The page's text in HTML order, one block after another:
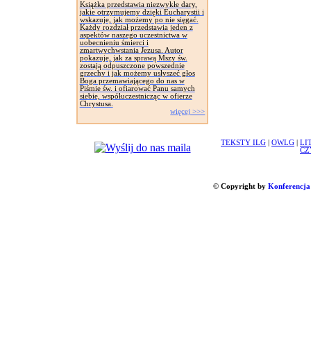
Książka przedstawia niezwykłe dary,
jakie otrzymujemy dzięki Eucharystii i
wskazuje, jak możemy po nie sięgać.
Każdy rozdział przedstawia jeden z
aspektów naszego uczestnictwa w
uobecnieniu śmierci i
zmartwychwstania Jezusa. Autor
pokazuje, jak za sprawą Mszy św.
zostają odpuszczone powszednie
grzechy i jak możemy usłyszeć głos
Boga przemawiającego do nas w
Piśmie św. i ofiarować Panu samych
siebie, współuczestnicząc w ofierze
Chrystusa.
więcej >>>
TEKSTY ILG OWLG
© Copyright by Konferencja